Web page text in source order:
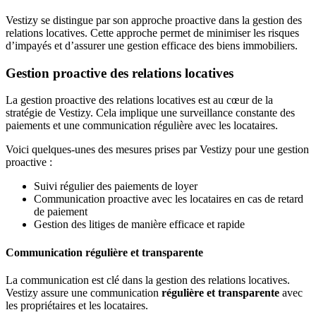
Vestizy se distingue par son approche proactive dans la gestion des
relations locatives. Cette approche permet de minimiser les risques
d’impayés et d’assurer une gestion efficace des biens immobiliers.
Gestion proactive des relations locatives
La gestion proactive des relations locatives est au cœur de la
stratégie de Vestizy. Cela implique une surveillance constante des
paiements et une communication régulière avec les locataires.
Voici quelques-unes des mesures prises par Vestizy pour une gestion
proactive :
Suivi régulier des paiements de loyer
Communication proactive avec les locataires en cas de retard
de paiement
Gestion des litiges de manière efficace et rapide
Communication régulière et transparente
La communication est clé dans la gestion des relations locatives.
Vestizy assure une communication régulière et transparente avec
les propriétaires et les locataires.